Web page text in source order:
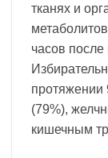
тканях и
часов
протяжении
(79%),
кишечным